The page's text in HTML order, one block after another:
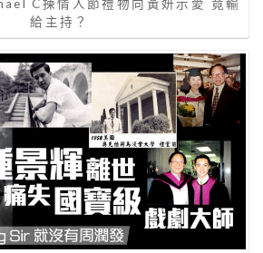
C揀情人節禮物向黃妍示愛 竟輸
給主持？